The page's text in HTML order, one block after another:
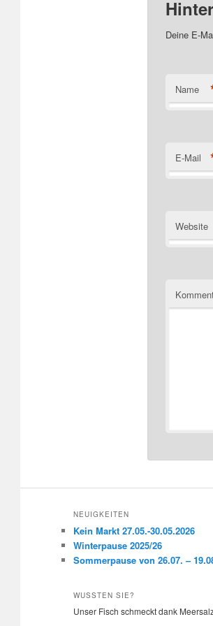
Deine E-
Name
E-Mail
Website
NEUIGKEITEN
Kein Markt 27.05.-30.05.2026
Winterpause 2025/26
Sommerpause von 26.07. –
WUSSTEN SIE?
Unser Fisch schmeckt dank